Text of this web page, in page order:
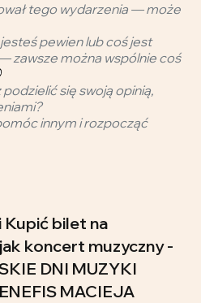
tego wydarzenia — może
pewien lub coś jest
zawsze można wspólnie coś
się swoją opinią,
innym i rozpocząć
bilet na
koncert muzyczny -
DNI MUZYKI
MACIEJA